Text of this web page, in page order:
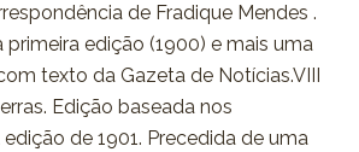
de Fradique Mendes .
primeira edição (1900) e mais uma
texto da Gazeta de Notícias.VIII
Edição baseada nos
de 1901. Precedida de uma